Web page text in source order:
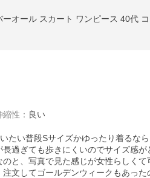
オール スカート ワンピース 40代
縮性 ： 良い
たい普段Sサイズかゆったり着るな
過ぎても歩きにくいのでサイズ感
と、写真で見た感じが女性らしく
文してゴールデンウィークもあっ